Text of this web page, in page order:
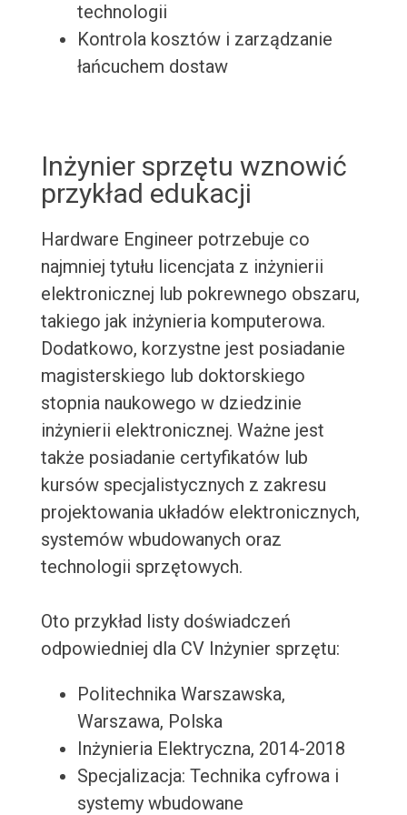
technologii
Kontrola kosztów i zarządzanie
łańcuchem dostaw
Inżynier sprzętu wznowić
przykład edukacji
Hardware Engineer potrzebuje co
najmniej tytułu licencjata z inżynierii
elektronicznej lub pokrewnego obszaru,
takiego jak inżynieria komputerowa.
Dodatkowo, korzystne jest posiadanie
magisterskiego lub doktorskiego
stopnia naukowego w dziedzinie
inżynierii elektronicznej. Ważne jest
także posiadanie certyfikatów lub
kursów specjalistycznych z zakresu
projektowania układów elektronicznych,
systemów wbudowanych oraz
technologii sprzętowych.
Oto przykład listy doświadczeń
odpowiedniej dla CV Inżynier sprzętu:
Politechnika Warszawska,
Warszawa, Polska
Inżynieria Elektryczna, 2014-2018
Specjalizacja: Technika cyfrowa i
systemy wbudowane